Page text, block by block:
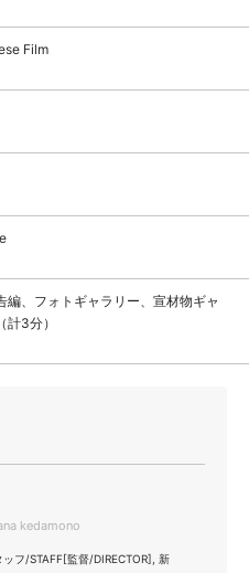
Film
編、フォトギャラリー、宣材物ギャ
計3分）
kedamono
フ/STAFF[監督/DIRECTOR], 新